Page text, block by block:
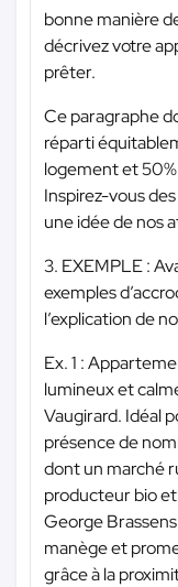
bonne manière
décrivez votre
prêter.
Ce paragraphe
réparti
logement et
Inspirez-vous
une idée de nos
3. EXEMPLE :
exemples
l’explication de
Ex. 1 :
lumineux et
Vaugirard. Idéal
présence de
dont un marché
producteur bio
George
manège et
grâce à la